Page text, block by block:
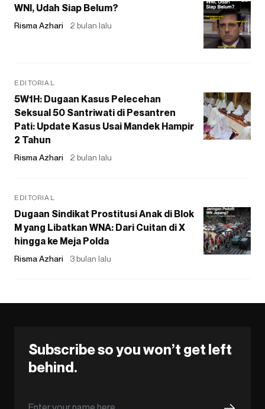
WNI, Udah Siap Belum?
Risma Azhari 2 bulan lalu
EDITORIAL
5W1H: Dugaan Kasus Pelecehan
Seksual 50 Santriwati di Pesantren
Pati: Update Kasus Usai Mandek Hampir
2 Tahun
Risma Azhari 2 bulan lalu
EDITORIAL
Dugaan Sindikat Prostitusi Anak di Blok
M yang Libatkan WNA: Dari Cuitan di X
hingga ke Meja Polda
Risma Azhari 3 bulan lalu
Subscribe so you won’t get left
behind.